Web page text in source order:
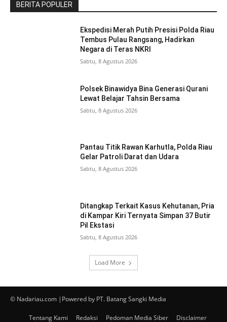
BERITA POPULER
Ekspedisi Merah Putih Presisi Polda Riau
Tembus Pulau Rangsang, Hadirkan
Negara di Teras NKRI
Sabtu, 8 Agustus 2026
Polsek Binawidya Bina Generasi Qurani
Lewat Belajar Tahsin Bersama
Sabtu, 8 Agustus 2026
Pantau Titik Rawan Karhutla, Polda Riau
Gelar Patroli Darat dan Udara
Sabtu, 8 Agustus 2026
Ditangkap Terkait Kasus Kehutanan, Pria
di Kampar Kiri Ternyata Simpan 37 Butir
Pil Ekstasi
Sabtu, 8 Agustus 2026
Load More
© Nadariau.com |Powered by PT. Batang Sangki Media
Tentang Kami Redaksi Pedoman Media Siber Disclaimer